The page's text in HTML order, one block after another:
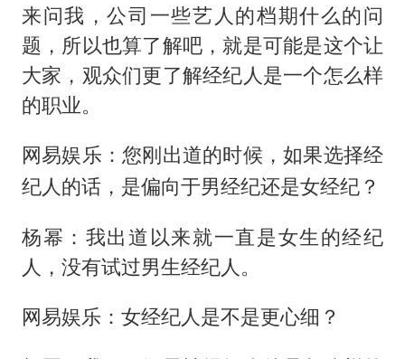
来问我，公司一些艺人的档期什么的问
题，所以也算了解吧，就是可能是这个让
大家，观众们更了解经纪人是一个怎么样
的职业。
网易娱乐：您刚出道的时候，如果选择经
纪人的话，是偏向于男经纪还是女经纪？
杨幂：我出道以来就一直是女生的经纪
人，没有试过男生经纪人。
网易娱乐：女经纪人是不是更心细？